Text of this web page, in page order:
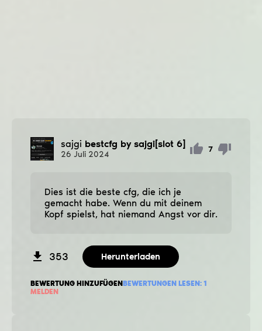
sajgi bestcfg by sajgi[slot 6]
26 Juli 2024
7
Dies ist die beste cfg, die ich je
gemacht habe. Wenn du mit deinem
Kopf spielst, hat niemand Angst vor dir.
353 Herunterladen
BEWERTUNG HINZUFÜGENBEWERTUNGEN LESEN: 1
MELDEN